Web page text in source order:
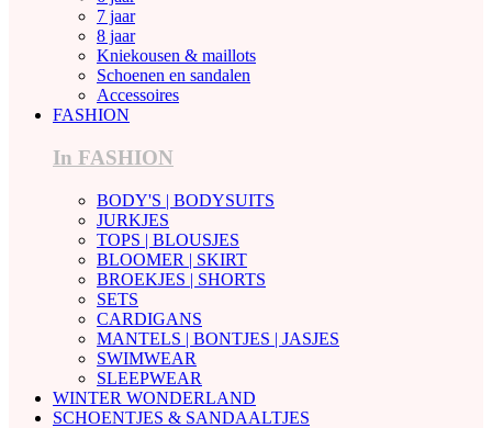
7 jaar
8 jaar
Kniekousen & maillots
Schoenen en sandalen
Accessoires
FASHION
In FASHION
BODY'S | BODYSUITS
JURKJES
TOPS | BLOUSJES
BLOOMER | SKIRT
BROEKJES | SHORTS
SETS
CARDIGANS
MANTELS | BONTJES | JASJES
SWIMWEAR
SLEEPWEAR
WINTER WONDERLAND
SCHOENTJES & SANDAALTJES